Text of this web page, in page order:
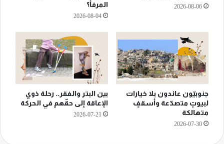
2026-08-06
المرفأ؟
2026-08-04
جنوبيّون عائدون بلا خيارات
لبيوتٍ متصدّعة وأسقفٍ
متهالكة
2026-07-30
بين البتر والفقر.. رحلة ذوي
الإعاقة إلى حقّهم في الحركة
2026-07-21